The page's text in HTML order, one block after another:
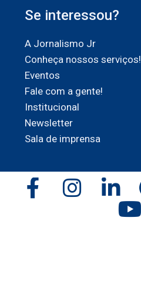
Se interessou?
A Jornalismo Jr
Conheça nossos serviços!
Eventos
Fale com a gente!
Institucional
Newsletter
Sala de imprensa